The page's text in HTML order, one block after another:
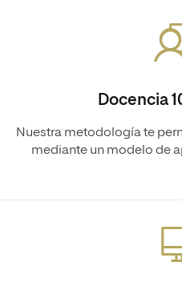
Docencia
Nuestra metodología te
mediante un modelo de